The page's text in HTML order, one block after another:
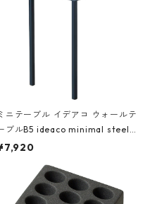
ニテーブル イデアコ ウォールテ
ブルB5 ideaco minimal steel f
WALL Table B5 ネイビー